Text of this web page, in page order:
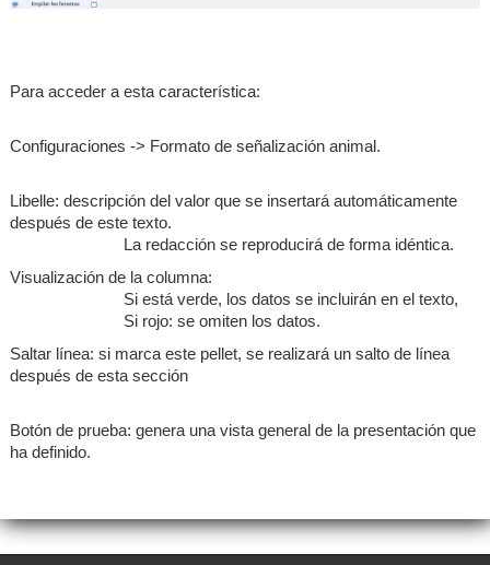
Para acceder a esta característica:
Configuraciones -> Formato de señalización animal.
Libelle: descripción del valor que se insertará automáticamente
después de este texto.
La redacción se reproducirá de forma idéntica.
Visualización de la columna:
Si está verde, los datos se incluirán en el texto,
Si rojo: se omiten los datos.
Saltar línea: si marca este pellet, se realizará un salto de línea
después de esta sección
Botón de prueba: genera una vista general de la presentación que
ha definido.